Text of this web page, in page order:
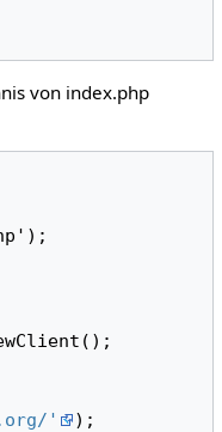
von index.php
'
);